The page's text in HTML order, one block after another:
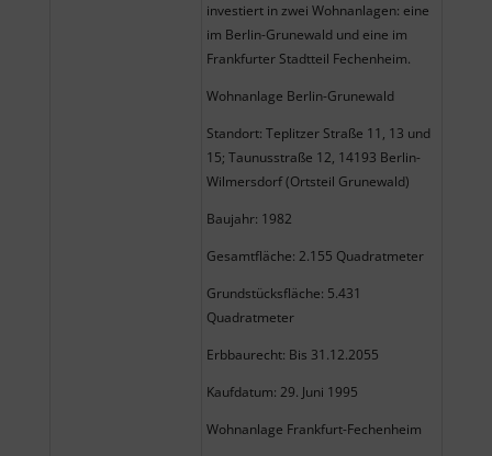
investiert in zwei Wohnanlagen: eine
im Berlin-Grunewald und eine im
Frankfurter Stadtteil Fechenheim.
Wohnanlage Berlin-Grunewald
Standort: Teplitzer Straße 11, 13 und
15; Taunusstraße 12, 14193 Berlin-
Wilmersdorf (Ortsteil Grunewald)
Baujahr: 1982
Gesamtfläche: 2.155 Quadratmeter
Grundstücksfläche: 5.431
Quadratmeter
Erbbaurecht: Bis 31.12.2055
Kaufdatum: 29. Juni 1995
Wohnanlage Frankfurt-Fechenheim